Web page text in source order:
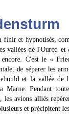
finir et hypnotisés,
vallées de l'Ourcq et
encore. C'est le «
de séparer les
et la vallée de
Marne. Pendant
les avions alliés
et précipitent